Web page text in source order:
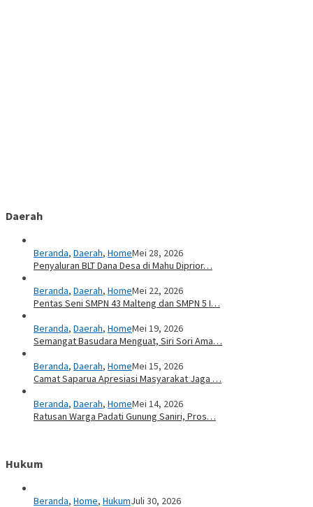
Daerah
Beranda, Daerah, HomeMei 28, 2026
Penyaluran BLT Dana Desa di Mahu Diprior…
Beranda, Daerah, HomeMei 22, 2026
Pentas Seni SMPN 43 Malteng dan SMPN 5 I…
Beranda, Daerah, HomeMei 19, 2026
Semangat Basudara Menguat, Siri Sori Ama…
Beranda, Daerah, HomeMei 15, 2026
Camat Saparua Apresiasi Masyarakat Jaga …
Beranda, Daerah, HomeMei 14, 2026
Ratusan Warga Padati Gunung Saniri, Pros…
Hukum
Beranda, Home, HukumJuli 30, 2026